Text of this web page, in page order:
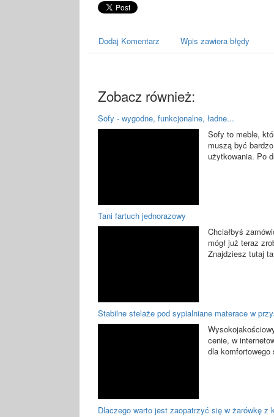
Dodaj Komentarz Wpis zawiera błędy
Zobacz również:
Sofy - wygodne, funkcjonalne, ładne...
Sofy to meble,
muszą być
użytkowania. Po
Tani fartuch jednorazowy
Chciałbyś
mógł już teraz
Znajdziesz tutaj
Stabilne stelaże pod sypialniane materace w
cenie, w
dla
Dlaczego warto jest zaopatrzyć się w żarówkę z